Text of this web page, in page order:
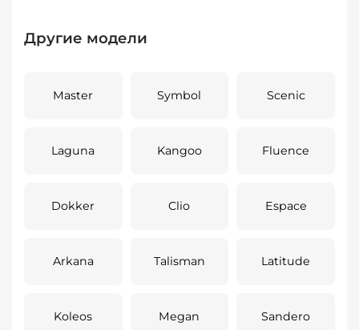
Другие модели
Master Symbol Scenic
Laguna Kangoo Fluence
Dokker Clio Espace
Arkana Talisman Latitude
Koleos Megan Sandero